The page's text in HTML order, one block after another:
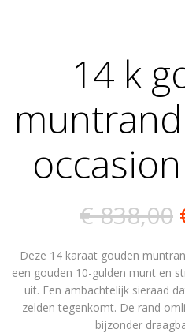
14 k
€838,00
Deze 14 karaat gouden
een gouden 10-gulden munt en
uit. Een ambachtelijk sieraad
zelden tegenkomt. De rand
bijzonder